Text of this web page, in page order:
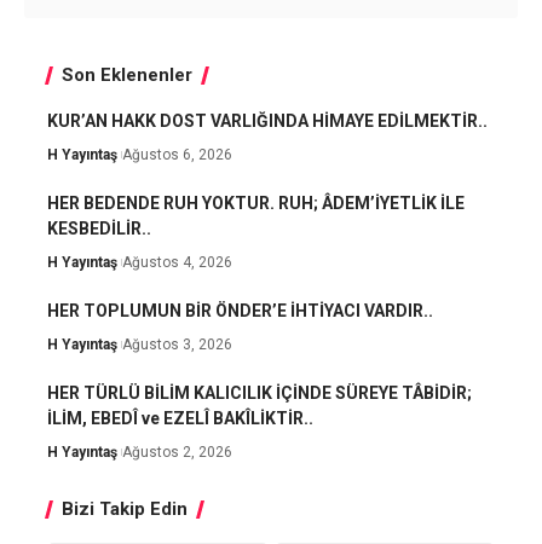
Son Eklenenler
KUR’AN HAKK DOST VARLIĞINDA HİMAYE EDİLMEKTİR..
H Yayıntaş Ağustos 6, 2026
HER BEDENDE RUH YOKTUR. RUH; ÂDEM’İYETLİK İLE
KESBEDİLİR..
H Yayıntaş Ağustos 4, 2026
HER TOPLUMUN BİR ÖNDER’E İHTİYACI VARDIR..
H Yayıntaş Ağustos 3, 2026
HER TÜRLÜ BİLİM KALICILIK İÇİNDE SÜREYE TÂBİDİR;
İLİM, EBEDÎ ve EZELÎ BAKÎLİKTİR..
H Yayıntaş Ağustos 2, 2026
Bizi Takip Edin